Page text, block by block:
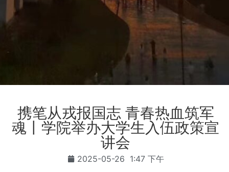
携笔从戎报国志 青春热血筑军
魂丨学院举办大学生入伍政策宣
讲会
2025-05-26 1:47 下午